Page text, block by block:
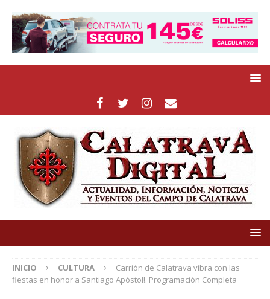
INICIO CULTURA
Carrión de Calatrava vibra con las
fiestas en honor a Santiago Apóstol!. Programación Completa